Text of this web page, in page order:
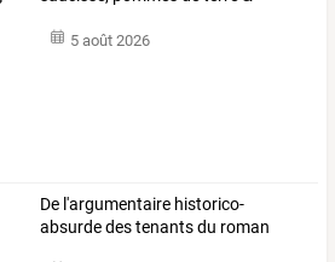
5 août 2026
De l'argumentaire historico-
absurdedestenantsdu roman